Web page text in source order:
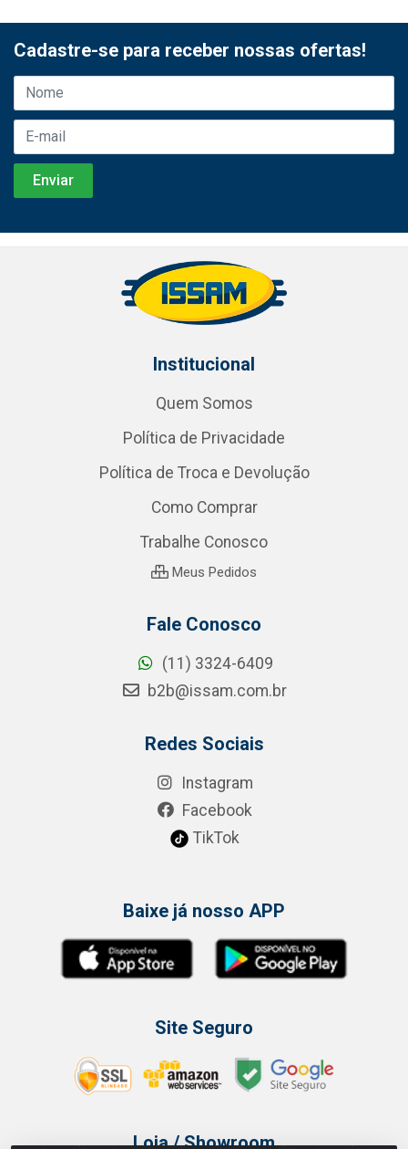
Cadastre-se para receber nossas ofertas!
Institucional
Quem Somos
Política de Privacidade
Política de Troca e Devolução
Como Comprar
Trabalhe Conosco
Meus Pedidos
Fale Conosco
(11) 3324-6409
b2b@issam.com.br
Redes Sociais
Instagram
Facebook
TikTok
Baixe já nosso APP
Site Seguro
Loja / Showroom